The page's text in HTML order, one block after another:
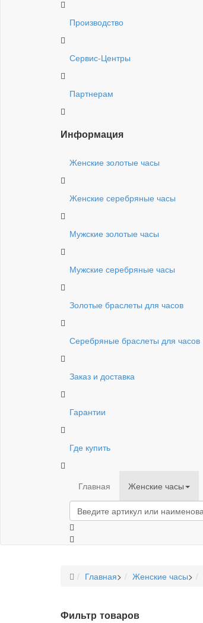
Производство
Сервис-Центры
Партнерам
Информация
Женские золотые часы
Женские серебряные часы
Мужские золотые часы
Мужские серебряные часы
Золотые браслеты для часов
Серебряные браслеты для часов
Заказ и доставка
Гарантии
Где купить
Главная Женские часы
Главная> Женские часы>
Фильтр товаров